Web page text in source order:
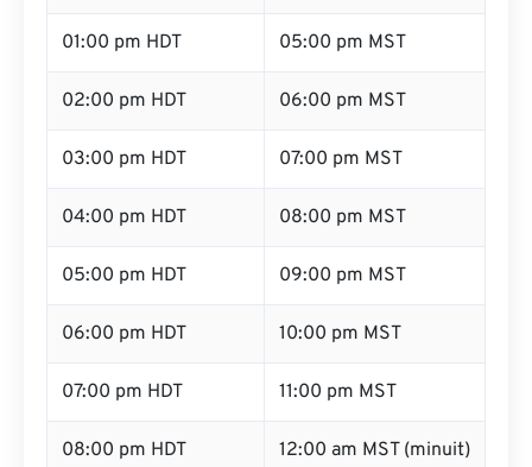
01:00 pm HDT 05:00 pm MST
02:00 pm HDT 06:00 pm MST
03:00 pm HDT 07:00 pm MST
04:00 pm HDT 08:00 pm MST
05:00 pm HDT 09:00 pm MST
06:00 pm HDT 10:00 pm MST
07:00 pm HDT 11:00 pm MST
08:00 pm HDT 12:00 am MST (minuit)